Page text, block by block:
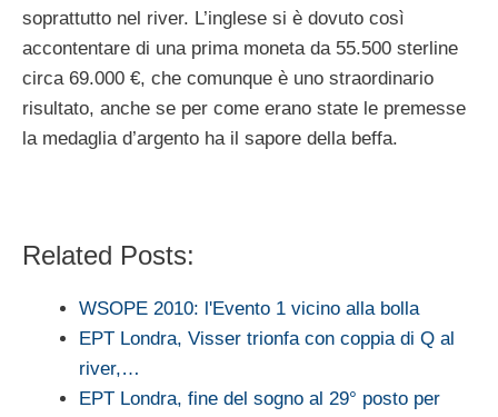
soprattutto nel river. L’inglese si è dovuto così
accontentare di una prima moneta da 55.500 sterline
circa 69.000 €, che comunque è uno straordinario
risultato, anche se per come erano state le premesse
la medaglia d’argento ha il sapore della beffa.
Related Posts:
WSOPE 2010: l'Evento 1 vicino alla bolla
EPT Londra, Visser trionfa con coppia di Q al
river,…
EPT Londra, fine del sogno al 29° posto per